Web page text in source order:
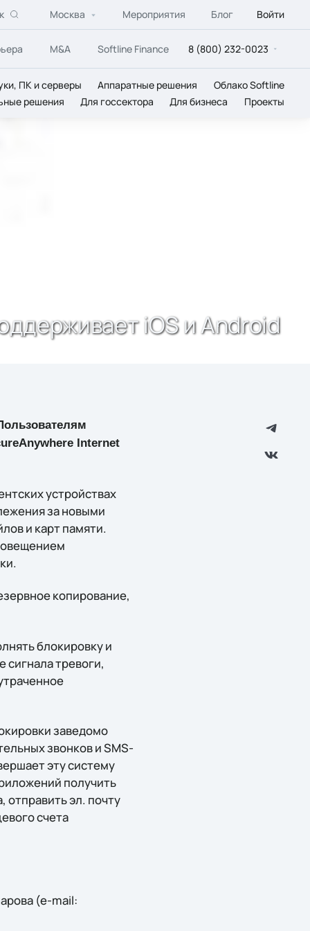
Москва Мероприятия Блог Войти
M&A Softline Finance 8 (800) 232-0023
ПК и серверы Аппаратные решения
Облако Softline
решения Для госсектора Для бизнеса Проекты
iOS и Android
Internet
устройствах
за новыми
и карт памяти.
копирование,
блокировку и
тревоги,
заведомо
звонков и SMS-
эту систему
получить
эл. почту
счета
(e-mail: